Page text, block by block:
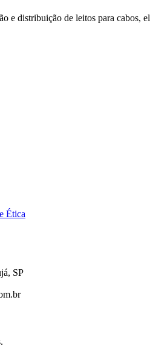
e distribuição de leitos para cabos,
Ética
SP